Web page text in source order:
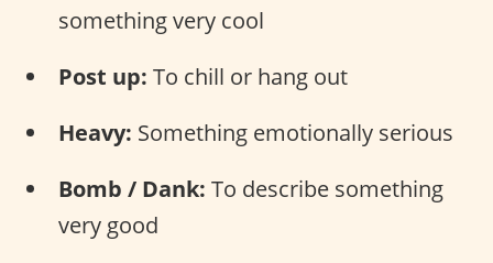
something very cool
Post up: To chill or hang out
Heavy: Something emotionally serious
Bomb / Dank: To describe something
very good